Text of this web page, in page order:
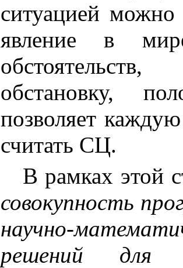
ситуацией
явление в
обстановку,
позволяет
считать СЦ.
В рамках этой
совокупность
научно-
решений для